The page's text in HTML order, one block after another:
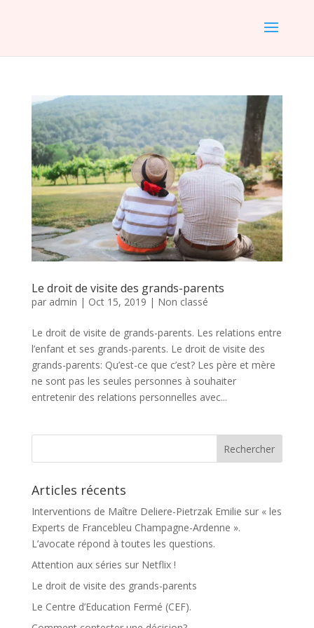
Le droit de visite des grands-parents
par admin | Oct 15, 2019 | Non classé
Le droit de visite de grands-parents. Les relations entre
l’enfant et ses grands-parents. Le droit de visite des
grands-parents: Qu’est-ce que c’est? Les père et mère
ne sont pas les seules personnes à souhaiter
entretenir des relations personnelles avec...
Articles récents
Interventions de Maître Deliere-Pietrzak Emilie sur « les
Experts de Francebleu Champagne-Ardenne ».
L’avocate répond à toutes les questions.
Attention aux séries sur Netflix !
Le droit de visite des grands-parents
Le Centre d’Education Fermé (CEF).